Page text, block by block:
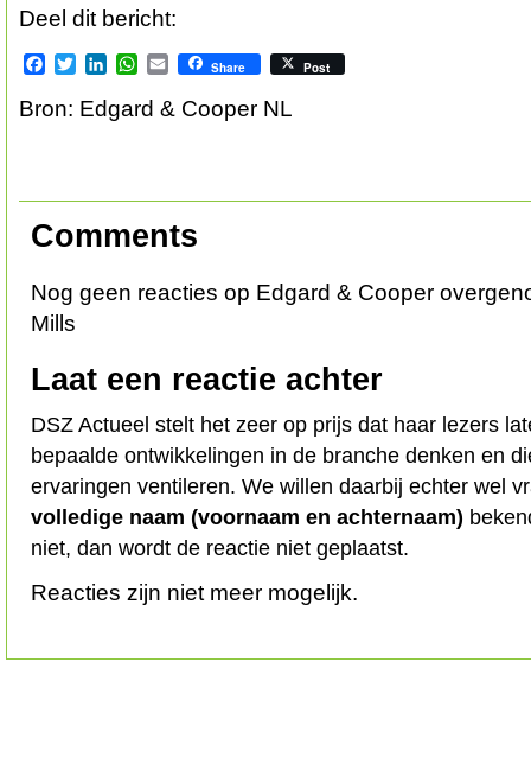
Deel dit bericht:
Facebook
TwitterLinkedInWhatsApp
EmailShare Post
Bron: Edgard & Cooper NL
Comments
Nog geen reacties op Edgard & Cooper
Mills
Laat een reactie achter
DSZ Actueel stelt het zeer op prijs dat haar lezers
bepaalde ontwikkelingen in de branche denken en
ervaringen ventileren. We willen daarbij echter wel
volledige naam (voornaam en achternaam)
niet, dan wordt de reactie niet geplaatst.
Reacties zijn niet meer mogelijk.